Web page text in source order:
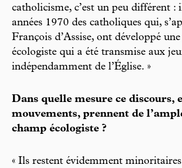
catholicisme, c’est un peu différent :
années 1970 des catholiques qui,
François d’Assise, ont développé une
écologiste qui a été transmise aux
indépendamment de l’Église. »
Dans quelle mesure ce discours,
mouvements, prennent de
champ écologiste ?
« Ils restent évidemment